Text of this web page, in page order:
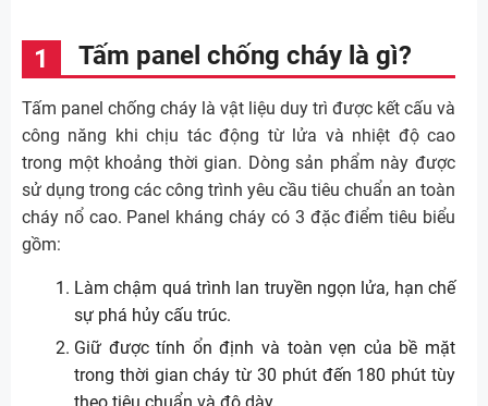
Tấm panel chống cháy là gì?
Tấm panel chống cháy là vật liệu duy trì được kết cấu và
công năng khi chịu tác động từ lửa và nhiệt độ cao
trong một khoảng thời gian. Dòng sản phẩm này được
sử dụng trong các công trình yêu cầu tiêu chuẩn an toàn
cháy nổ cao. Panel kháng cháy có 3 đặc điểm tiêu biểu
gồm:
Làm chậm quá trình lan truyền ngọn lửa, hạn chế
sự phá hủy cấu trúc.
Giữ được tính ổn định và toàn vẹn của bề mặt
trong thời gian cháy từ 30 phút đến 180 phút tùy
theo tiêu chuẩn và độ dày.